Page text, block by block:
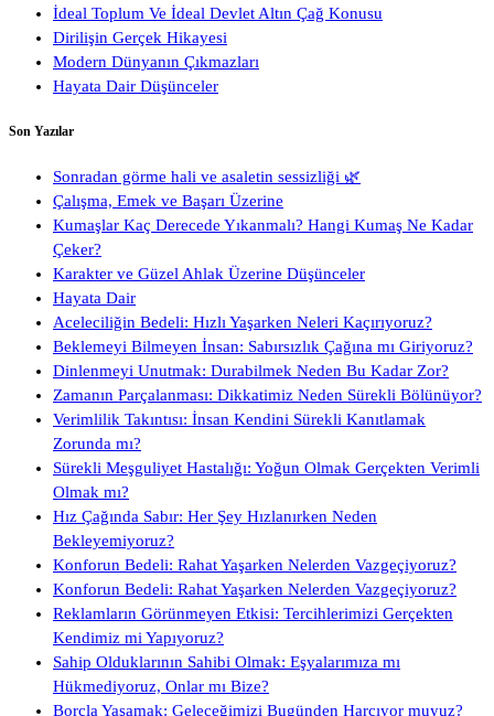
İdeal Toplum Ve İdeal Devlet Altın Çağ Konusu
Dirilişin Gerçek Hikayesi
Modern Dünyanın Çıkmazları
Hayata Dair Düşünceler
Son Yazılar
Sonradan görme hali ve asaletin sessizliği 🌿
Çalışma, Emek ve Başarı Üzerine
Kumaşlar Kaç Derecede Yıkanmalı? Hangi Kumaş Ne Kadar
Çeker?
Karakter ve Güzel Ahlak Üzerine Düşünceler
Hayata Dair
Aceleciliğin Bedeli: Hızlı Yaşarken Neleri Kaçırıyoruz?
Beklemeyi Bilmeyen İnsan: Sabırsızlık Çağına mı Giriyoruz?
Dinlenmeyi Unutmak: Durabilmek Neden Bu Kadar Zor?
Zamanın Parçalanması: Dikkatimiz Neden Sürekli Bölünüyor?
Verimlilik Takıntısı: İnsan Kendini Sürekli Kanıtlamak
Zorunda mı?
Sürekli Meşguliyet Hastalığı: Yoğun Olmak Gerçekten Verimli
Olmak mı?
Hız Çağında Sabır: Her Şey Hızlanırken Neden
Bekleyemiyoruz?
Konforun Bedeli: Rahat Yaşarken Nelerden Vazgeçiyoruz?
Konforun Bedeli: Rahat Yaşarken Nelerden Vazgeçiyoruz?
Reklamların Görünmeyen Etkisi: Tercihlerimizi Gerçekten
Kendimiz mi Yapıyoruz?
Sahip Olduklarının Sahibi Olmak: Eşyalarımıza mı
Hükmediyoruz, Onlar mı Bize?
Borçla Yaşamak: Geleceğimizi Bugünden Harcıyor muyuz?